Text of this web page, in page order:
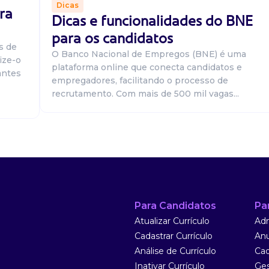
a
de trabalho de
a
trabalho de
de
o
Dicas
Dicas e funcionalidades do BNE
para os candidatos
O Banco Nacional de Empregos (BNE) é uma
plataforma online que conecta candidatos e
empregadores, facilitando o processo de
recrutamento. Com mais de 500 mil vagas...
Para Candidatos
Atualizar Currículo
Cadastrar Currículo
Análise de Currículo
Inativar Currículo